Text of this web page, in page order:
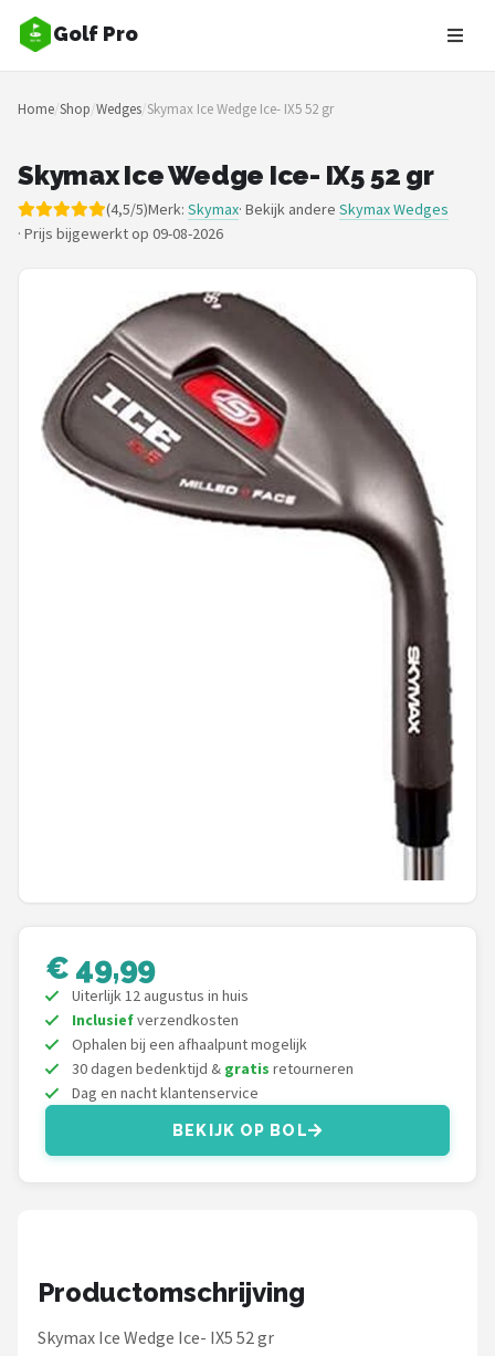
Golf Pro
Zoeken
NAVIGATIE
Merken
Blog
Toernooien
Golfsets
Drivers
Under Armour
Skymax
Callaway
Wilson
Home/Shop/Wedges/Skymax Ice Wedge Ice- IX5 52 gr
Skymax Ice Wedge Ice- IX5 52 gr
(4,5/5)Merk: Skymax· Bekijk andere Skymax Wedges
· Prijs bijgewerkt op 09-08-2026
€ 49,99
Uiterlijk 12 augustus in huis
Inclusiefverzendkosten
Ophalen bij een afhaalpunt mogelijk
30 dagen bedenktijd & gratis retourneren
Dag en nacht klantenservice
BEKIJK OP BOL
Productomschrijving
Skymax Ice Wedge Ice- IX5 52 gr